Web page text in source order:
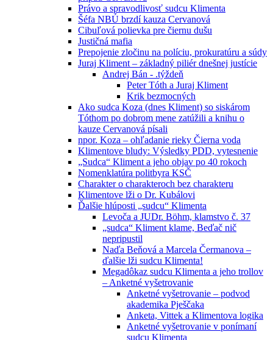
Právo a spravodlivosť sudcu Klimenta
Šéfa NBÚ brzdí kauza Cervanová
Cibuľová polievka pre čiernu dušu
Justičná mafia
Prepojenie zločinu na políciu, prokuratúru a súdy
Juraj Kliment – základný piliér dnešnej justície
Andrej Bán - .týždeň
Peter Tóth a Juraj Kliment
Krik bezmocných
Ako sudca Koza (dnes Kliment) so siskárom
Tóthom po dobrom mene zatúžili a knihu o
kauze Cervanová písali
npor. Koza – ohľadanie rieky Čierna voda
Klimentove bludy: Výsledky PDD, vytesnenie
„Sudca“ Kliment a jeho objav po 40 rokoch
Nomenklatúra politbyra KSČ
Charakter o charakteroch bez charakteru
Klimentove lži o Dr. Kubálovi
Ďalšie hlúposti „sudcu“ Klimenta
Levoča a JUDr. Böhm, klamstvo č. 37
„sudca“ Kliment klame, Beďač nič
nepripustil
Naďa Beňová a Marcela Čermanova –
ďalšie lži sudcu Klimenta!
Megadôkaz sudcu Klimenta a jeho trollov
– Anketné vyšetrovanie
Anketné vyšetrovanie – podvod
akademika Pješčaka
Anketa, Vittek a Klimentova logika
Anketné vyšetrovanie v ponímaní
sudcu Klimenta